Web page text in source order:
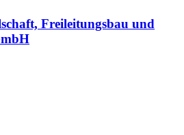
Freileitungsbau und